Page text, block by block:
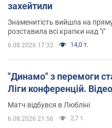
захейтили
Знаменитість вийшла на
розставила всі крапки над "і"
6.08.2026 17:32 14,0 т.
"Динамо" з перемоги
Ліги конференцій. Відео
Матч відбувся в Любліні
6.08.2026 21:56 2,7 т.